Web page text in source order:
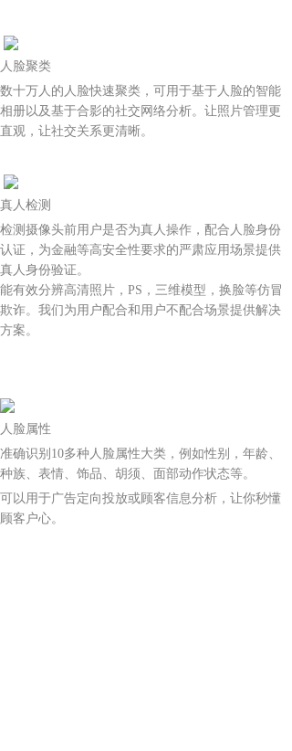
人脸聚类
数十万人的人脸快速聚类，可用于基于人脸的智能
相册以及基于合影的社交网络分析。让照片管理更
直观，让社交关系更清晰。
真人检测
检测摄像头前用户是否为真人操作，配合人脸身份
认证，为金融等高安全性要求的严肃应用场景提供
真人身份验证。
能有效分辨高清照片，PS，三维模型，换脸等仿冒
欺诈。我们为用户配合和用户不配合场景提供解决
方案。
人脸属性
准确识别10多种人脸属性大类，例如性别，年龄、
种族、表情、饰品、胡须、面部动作状态等。
可以用于广告定向投放或顾客信息分析，让你秒懂
顾客户心。